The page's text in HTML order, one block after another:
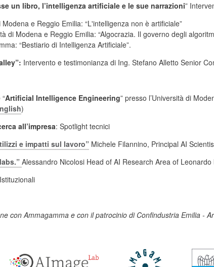
un libro, l’intelligenza artificiale e le sue narrazioni”
e Reggio Emilia: “L'intelligenza non è artificiale”
di Modena e Reggio Emilia: “Algocrazia. Il governo degli
“Bestiario di Intelligenza Artificiale”.
Intervento e testimonianza di Ing. Stefano Alletto Senior
Artificial Intelligence Engineering” presso l’Università di
)
all’impresa: Spotlight tecnici
e impatti sul lavoro” Michele Filannino, Principal AI
Alessandro Nicolosi Head of AI Research Area of Leonardo
con Ammagamma e con il patrocinio di Confindustria Emilia -